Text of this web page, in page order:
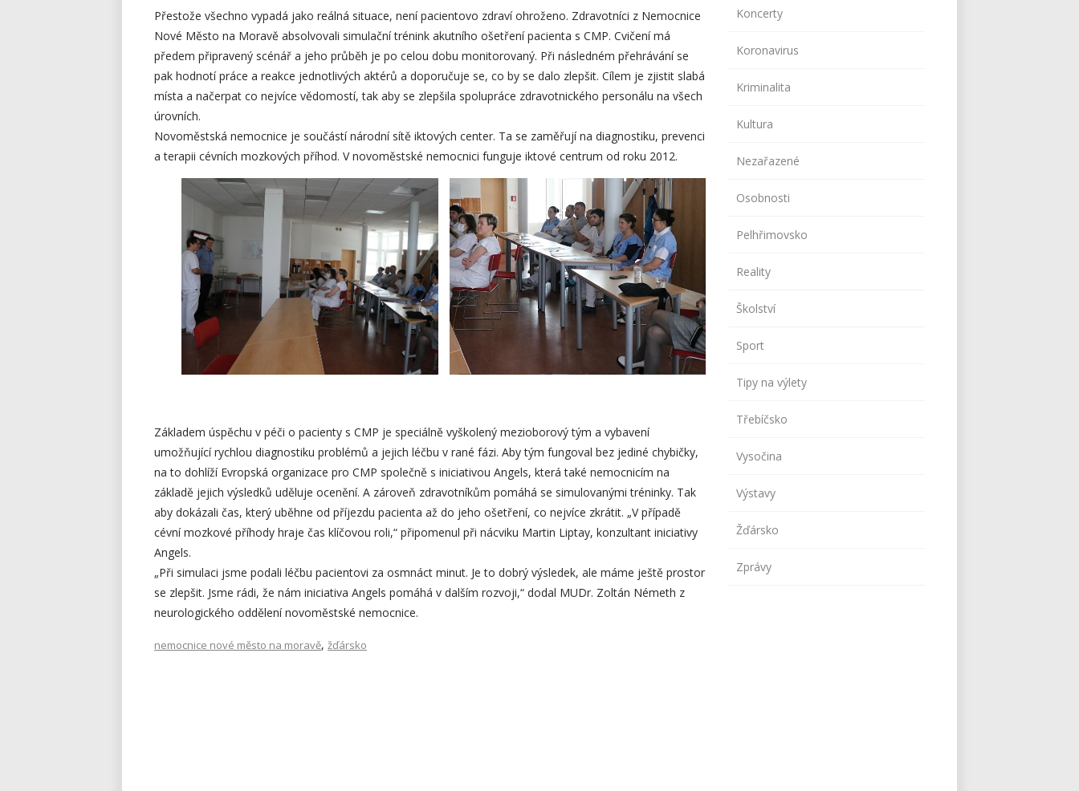
Přestože všechno vypadá jako reálná situace, není pacientovo zdraví ohroženo. Zdravotníci z Nemocnice
Nové Město na Moravě absolvovali simulační trénink akutního ošetření pacienta s CMP. Cvičení má
předem připravený scénář a jeho průběh je po celou dobu monitorovaný. Při následném přehrávání se
pak hodnotí práce a reakce jednotlivých aktérů a doporučuje se, co by se dalo zlepšit. Cílem je zjistit slabá
místa a načerpat co nejvíce vědomostí, tak aby se zlepšila spolupráce zdravotnického personálu na všech
úrovních.
Novoměstská nemocnice je součástí národní sítě iktových center. Ta se zaměřují na diagnostiku, prevenci
a terapii cévních mozkových příhod. V novoměstské nemocnici funguje iktové centrum od roku 2012.
Základem úspěchu v péči o pacienty s CMP je speciálně vyškolený mezioborový tým a vybavení
umožňující rychlou diagnostiku problémů a jejich léčbu v rané fázi. Aby tým fungoval bez jediné chybičky,
na to dohlíží Evropská organizace pro CMP společně s iniciativou Angels, která také nemocnicím na
základě jejich výsledků uděluje ocenění. A zároveň zdravotníkům pomáhá se simulovanými tréninky. Tak
aby dokázali čas, který uběhne od příjezdu pacienta až do jeho ošetření, co nejvíce zkrátit. „V případě
cévní mozkové příhody hraje čas klíčovou roli,“ připomenul při nácviku Martin Liptay, konzultant iniciativy
Angels.
„Při simulaci jsme podali léčbu pacientovi za osmnáct minut. Je to dobrý výsledek, ale máme ještě prostor
se zlepšit. Jsme rádi, že nám iniciativa Angels pomáhá v dalším rozvoji,“ dodal MUDr. Zoltán Németh z
neurologického oddělení novoměstské nemocnice.
nemocnice nové město na moravě, žďársko
Koncerty
Koronavirus
Kriminalita
Kultura
Nezařazené
Osobnosti
Pelhřimovsko
Reality
Školství
Sport
Tipy na výlety
Třebíčsko
Vysočina
Výstavy
Žďársko
Zprávy